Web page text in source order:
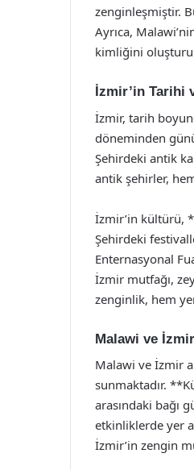
zenginleşmiştir.
Ayrıca,
kimliğini
İzmir’in Tarihi
İzmir, tarih
döneminden
Şehirdeki antik
antik şehirler,
İzmir’in kültürü,
Şehirdeki
Enternasyonal
İzmir mutfağı,
zenginlik, hem
Malawi ve
Malawi ve İzmir
sunmaktadır.
arasındaki bağı
etkinliklerde yer
İzmir’in zengin